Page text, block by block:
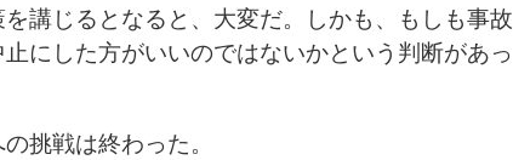
講じるとなると、大変だ。しかも、もしも事故
にした方がいいのではないかという判断があっ
挑戦は終わった。